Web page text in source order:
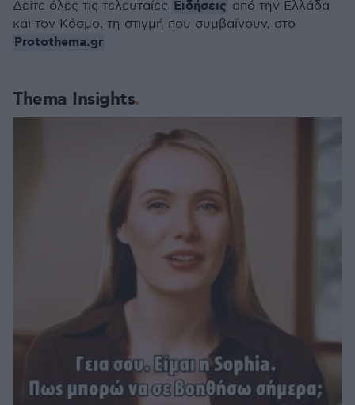
Thema Insights
Δείτε όλες τις τελευταίες Ειδήσεις από την Ελλάδα
και τον Κόσμο, τη στιγμή που συμβαίνουν, στο
Protothema.gr